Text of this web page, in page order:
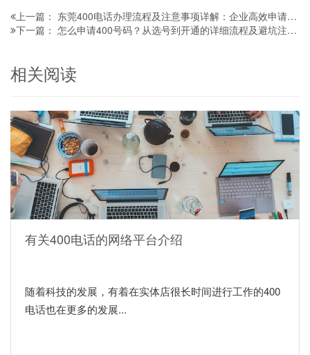
上一篇： 东莞400电话办理流程及注意事项详解：企业高效申请的实用指南
下一篇： 怎么申请400号码？从选号到开通的详细流程及避坑注意要点全指南
相关阅读
有关400电话的网络平台介绍
随着科技的发展，有着在实体店很长时间进行工作的400
电话也在更多的发展...